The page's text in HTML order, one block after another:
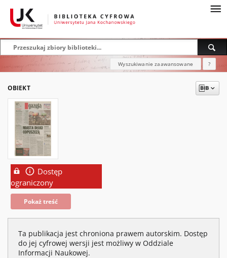
Wyszukiwanie zaawansowane ?
OBIEKT
Dostęp
ograniczony
Pokaż treść
Ta publikacja jest chroniona prawem autorskim. Dostęp
do jej cyfrowej wersji jest możliwy w Oddziale
Informacji Naukowej.